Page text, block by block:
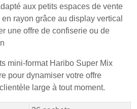
aux petits espaces de vente
rayon grâce au display vertical
une offre de confiserie ou de
mini-format Haribo Super Mix
pour dynamiser votre offre
large à tout moment.